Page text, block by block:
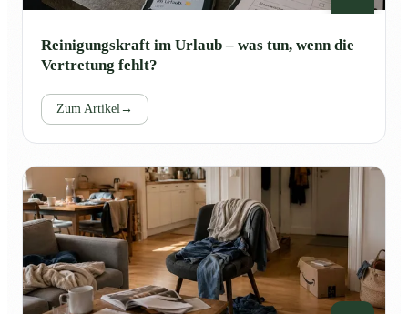
Reinigungskraft im Urlaub – was tun, wenn die
Vertretung fehlt?
Zum Artikel →